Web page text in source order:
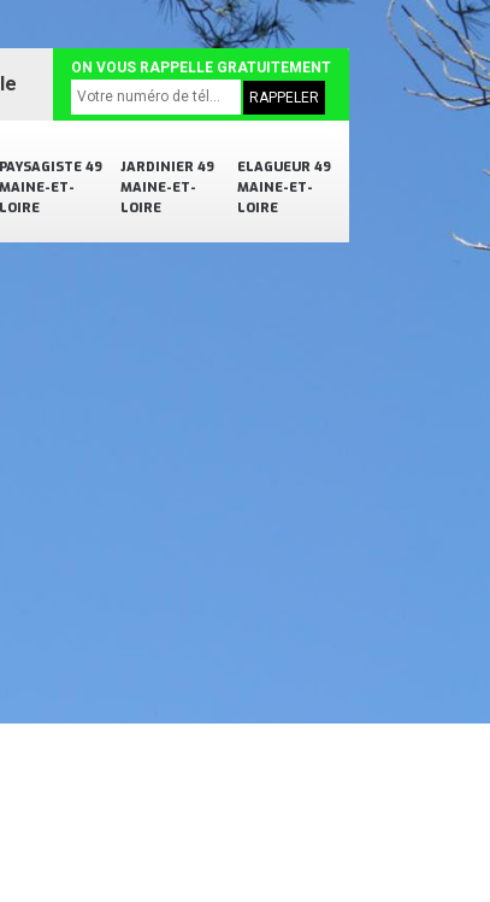
PAYSAGISTE 49
MAINE-ET-
LOIRE
JARDINIER 49
MAINE-ET-
LOIRE
ELAGUEUR 49
MAINE-ET-
LOIRE
ON VOUS RAPPELLE GRATUITEMENT